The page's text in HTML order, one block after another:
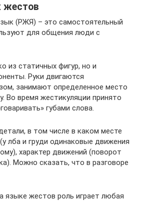
жестов
(РЖЯ) – это самостоятельный
для общения люди с
из статичных фигур, но и
Руки двигаются
занимают определенное место
Во время жестикуляции принято
губами слова.
в том числе в каком месте
лба и груди одинаковые движения
характер движений (поворот
Можно сказать, что в разговоре
языке жестов роль играет любая